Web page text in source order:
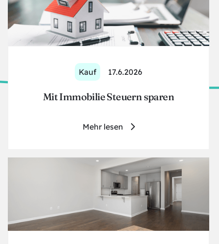
Kauf 17.6.2026
Mit Immobilie Steuern sparen
Mehr lesen